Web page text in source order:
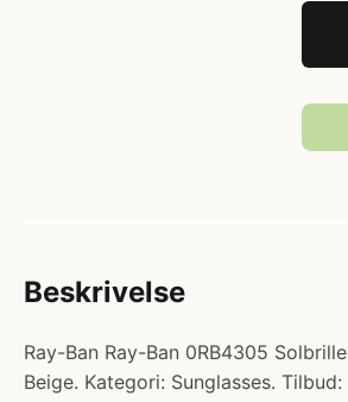
Beskrivelse
Ray-Ban Ray-Ban 0RB4305
Beige. Kategori: Sunglasses. Tilbud: